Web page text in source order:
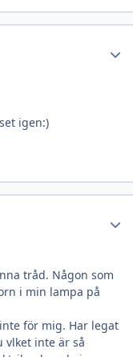
igen:)
tråd. Någon som
i min lampa på
för mig. Har legat
vlket inte är så